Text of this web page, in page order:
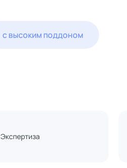
с высоким поддоном
Экспертиза